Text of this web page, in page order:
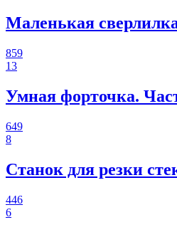
Маленькая
859
13
Умная форточка.
649
8
Станок для резки
446
6